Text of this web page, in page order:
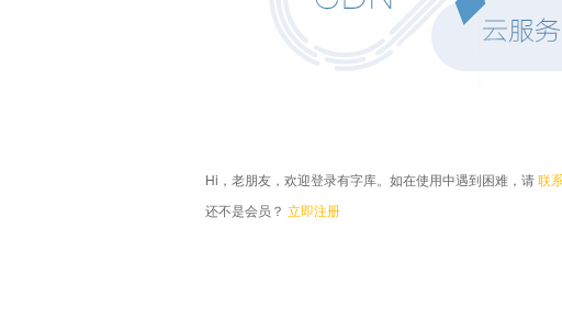
Hi，老朋友，欢迎登录有字库。如在使用中遇到困难，请联
还不是会员？ 立即注册